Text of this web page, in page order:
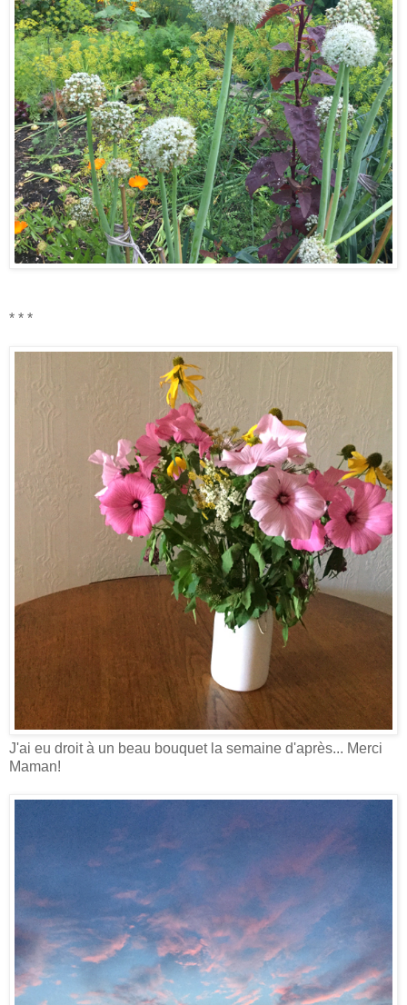
* * *
J'ai eu droit à un beau bouquet la semaine d'après... Merci
Maman!